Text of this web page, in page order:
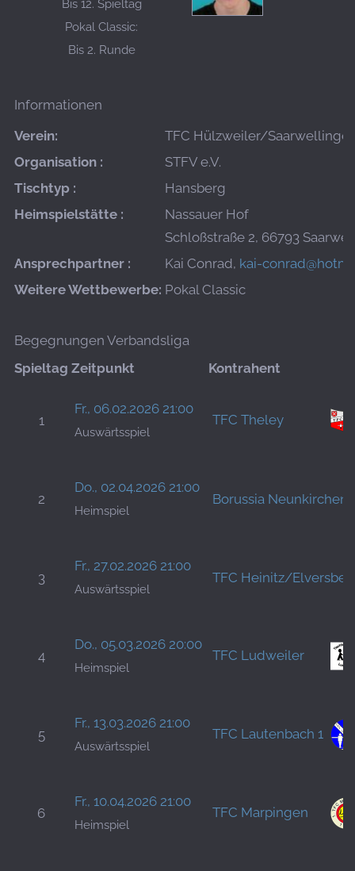
Bis 12. Spieltag
Pokal Classic:
Bis 2. Runde
Informationen
Verein:
TFC Hülzweiler/
Organisation :
STFV e.V.
Tischtyp :
Hansberg
Heimspielstätte :
Nassauer Hof
Schloßstraße 2, 66793
Ansprechpartner :
Kai Conrad, kai-
Weitere Wettbewerbe: Pokal Classic
Begegnungen Verbandsliga
Spieltag Zeitpunkt Kontrahent
1
Fr., 06.02.2026 21:00
Auswärtsspiel
TFC Theley
2
Do., 02.04.2026 21:00
Heimspiel
Borussia Neunkirchen
3
Fr., 27.02.2026 21:00
Auswärtsspiel
TFC Heinitz/
4
Do., 05.03.2026 20:00
Heimspiel
TFC Ludweiler
5
Fr., 13.03.2026 21:00
Auswärtsspiel
TFC Lautenbach 1
6
Fr., 10.04.2026 21:00
Heimspiel
TFC Marpingen